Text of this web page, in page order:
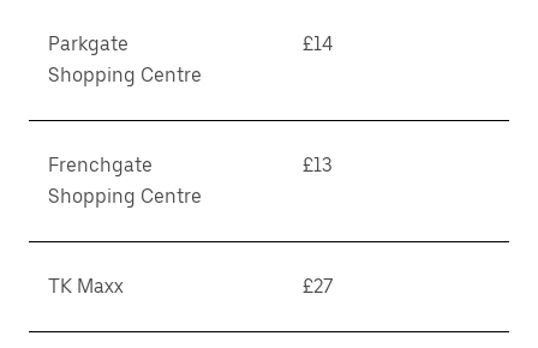
Parkgate
Shopping Centre
£14
Frenchgate
Shopping Centre
£13
TK Maxx £27